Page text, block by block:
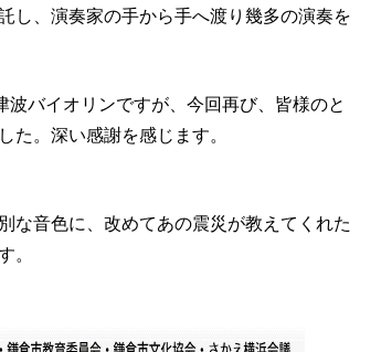
し、演奏家の手から手へ渡り幾多の演奏を
バイオリンですが、今回再び、皆様のと
た。深い感謝を感じます。
な音色に、改めてあの震災が教えてくれた
。